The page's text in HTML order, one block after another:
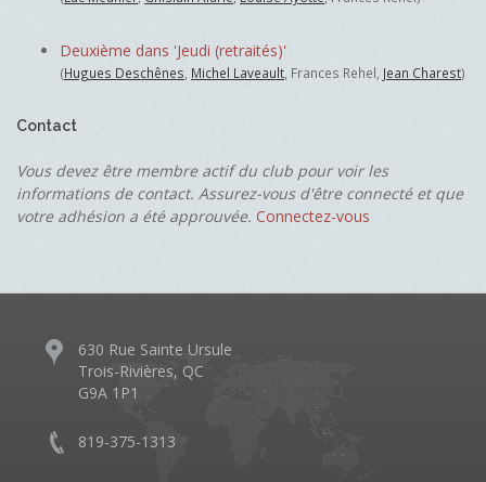
Deuxième dans 'Jeudi (retraités)'
(Hugues Deschênes Michel Laveault , Frances Rehel, Jean Charest)
Contact
Vous devez être membre actif du club pour voir les
informations de contact. Assurez-vous d'être connecté et que
votre adhésion a été approuvée. Connectez-vous
630 Rue Sainte Ursule
Trois-Rivières, QC
G9A 1P1
819-375-1313